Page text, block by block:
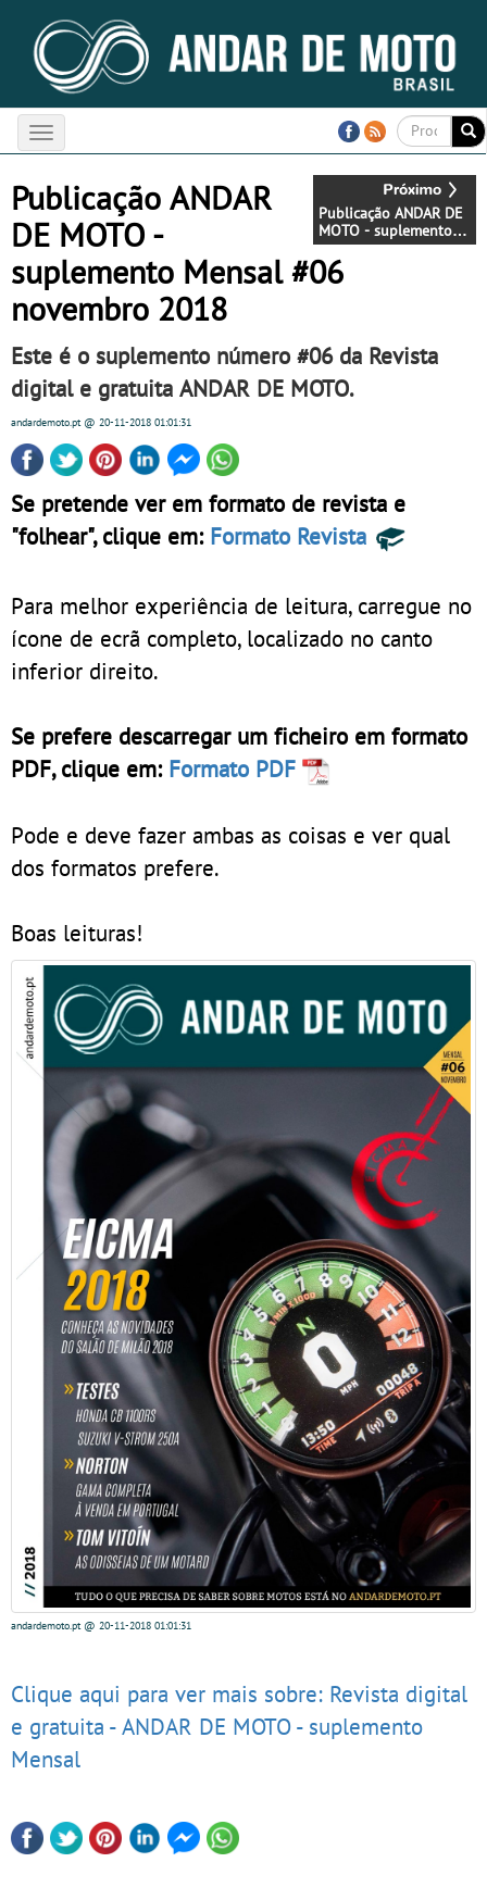
Toggle
navigation
Publicação ANDAR DE
MOTO - suplemento
Mensal #05 outubro
2018
Publicação ANDAR
DE MOTO -
suplemento Mensal #06
novembro 2018
Este é o suplemento número #06da Revista
digital e gratuita ANDAR DE MOTO.
andardemoto.pt@ 20-11-2018 01:01:31
Se pretende ver em formato de revista e
"folhear", clique em: Formato Revista
Para melhor experiência de leitura, carregue no
ícone de ecrã completo, localizado no canto
inferior direito.
Se prefere descarregar um ficheiro em formato
PDF, clique em: Formato PDF
Pode e deve fazer ambas as coisas e ver qual
dos formatos prefere.
Boas leituras!
andardemoto.pt@ 20-11-2018 01:01:31
Clique aqui para ver mais sobre: Revista digital
e gratuita - ANDAR DE MOTO - suplemento
Mensal